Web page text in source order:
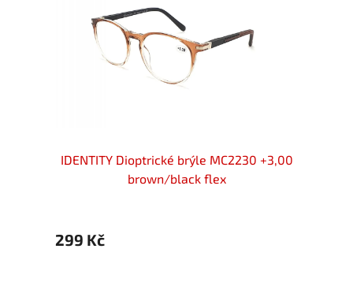
IDENTITY Dioptrické brýle MC2230 +3,00
brown/black flex
299 Kč